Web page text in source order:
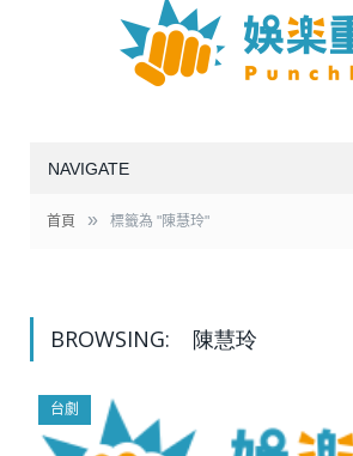
NAVIGATE
首頁 » 標籤為 "陳慧玲"
BROWSING: 陳慧玲
台劇